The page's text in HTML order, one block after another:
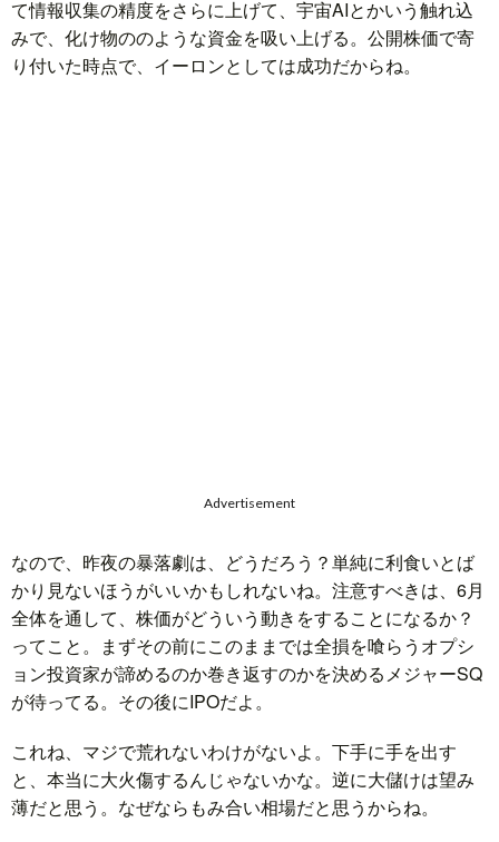
て情報収集の精度をさらに上げて、宇宙AIとかいう触れ込
みで、化け物ののような資金を吸い上げる。公開株価で寄
り付いた時点で、イーロンとしては成功だからね。
Advertisement
なので、昨夜の暴落劇は、どうだろう？単純に利食いとば
かり見ないほうがいいかもしれないね。注意すべきは、6月
全体を通して、株価がどういう動きをすることになるか？
ってこと。まずその前にこのままでは全損を喰らうオプシ
ョン投資家が諦めるのか巻き返すのかを決めるメジャーSQ
が待ってる。その後にIPOだよ。
これね、マジで荒れないわけがないよ。下手に手を出す
と、本当に大火傷するんじゃないかな。逆に大儲けは望み
薄だと思う。なぜならもみ合い相場だと思うからね。